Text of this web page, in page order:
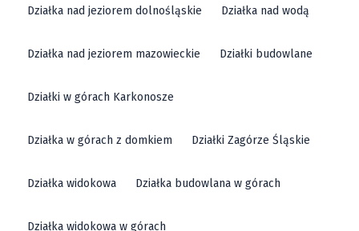
szczególnym uwzględnieniem takich malowniczych
działek budowlanych, rekreacyjnych oraz
Buylando jest możliwość korzystania z interaktywnej
lokalizacji dostępnych działek, co znacznie ułatwia
Działka nad jeziorem dolnośląskie Działka nad wodą
Działka nad jeziorem mazowieckie Działki budowlane
Działki w górach Karkonosze
Działka w górach z domkiem Działki Zagórze Śląskie
Działka widokowa Działka budowlana w górach
Działka widokowa w górach